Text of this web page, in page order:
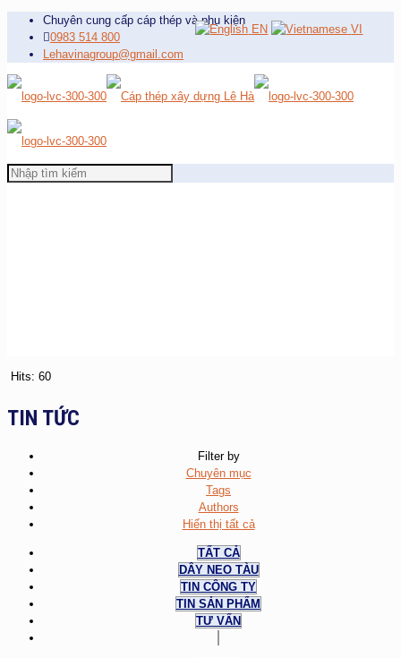
Chuyên cung cấp cáp thép và phụ kiện
0983 514 800
Lehavinagroup@gmail.com
Hits: 60
TIN TỨC
Filter by
Chuyên mục
Tags
Authors
Hiển thị tất cả
TẤT CẢ
DÂY NEO TÀU
TIN CÔNG TY
TIN SẢN PHẨM
TƯ VẤN
EN VI